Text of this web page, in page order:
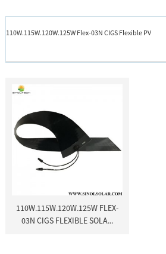
110W.115W.120W.125W Flex-03N CIGS Flexible PV
110W.115W.120W.125W FLEX-
03N CIGS FLEXIBLE SOLA...